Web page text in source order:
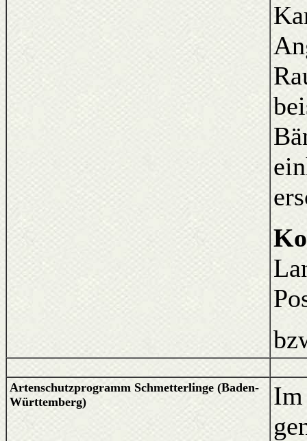
Artenschutzprogramm Schmetterlinge (Baden-
Württemberg)
Im